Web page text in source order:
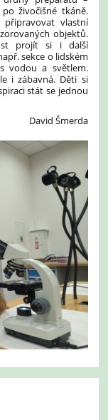
živočišné tkáně.
připravovat vlastní
objektů.
projít si i další
sekce o lidském
vodou a světlem.
i zábavná. Děti si
stát se jednou